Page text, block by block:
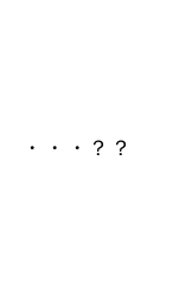
・・・？？